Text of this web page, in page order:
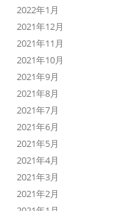
2022年1月
2021年12月
2021年11月
2021年10月
2021年9月
2021年8月
2021年7月
2021年6月
2021年5月
2021年4月
2021年3月
2021年2月